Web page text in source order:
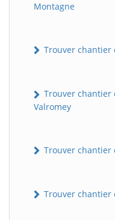
Montagne
Trouver chantier
Trouver chantier
Valromey
Trouver chantier
Trouver chantier